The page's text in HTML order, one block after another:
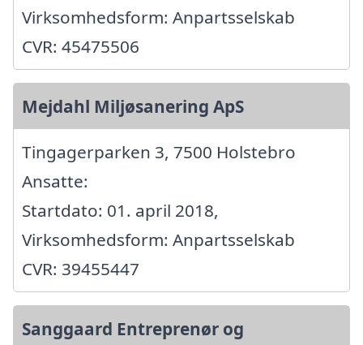
Virksomhedsform: Anpartsselskab
CVR: 45475506
Mejdahl Miljøsanering ApS
Tingagerparken 3, 7500 Holstebro
Ansatte:
Startdato: 01. april 2018,
Virksomhedsform: Anpartsselskab
CVR: 39455447
Sanggaard Entreprenør og